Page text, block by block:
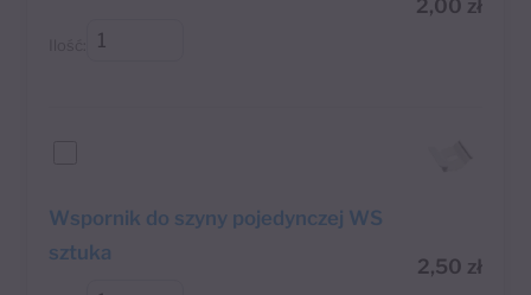
2,00 zł
Wspornik do szyny pojedynczej WS
sztuka
2,50 zł